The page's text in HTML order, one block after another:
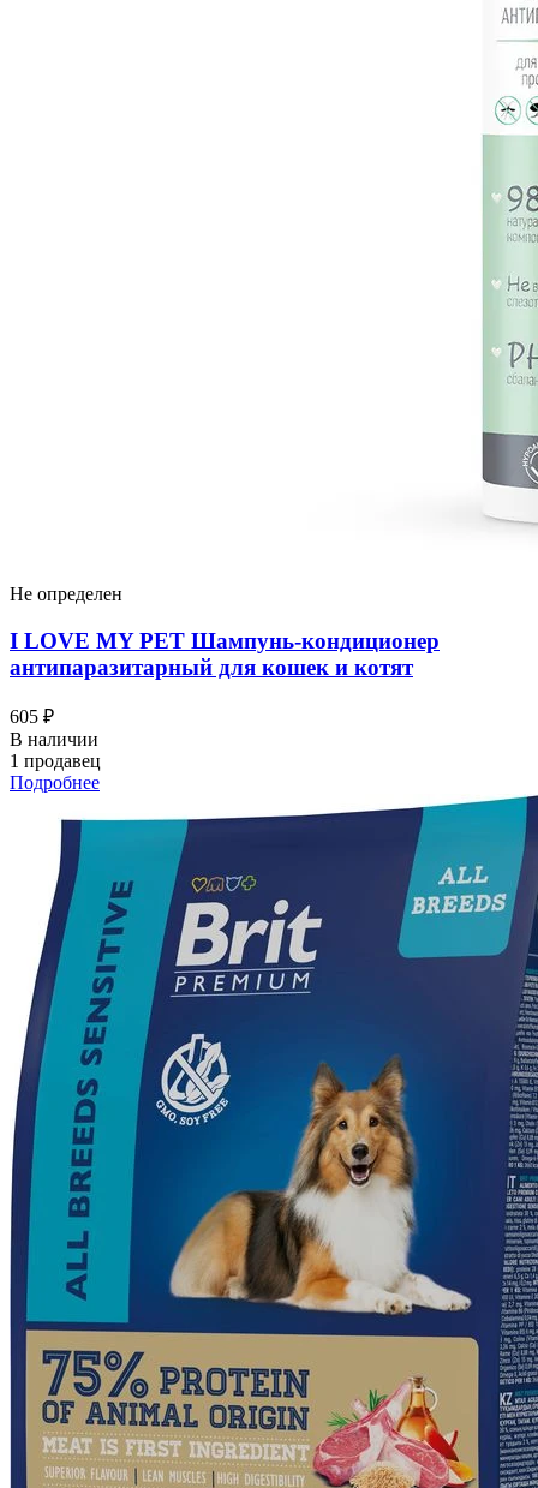
Не определен
I LOVЕ MY PET Шампунь-кондиционер
антипаразитарный для кошек и котят
605 ₽
В наличии
1 продавец
Подробнее